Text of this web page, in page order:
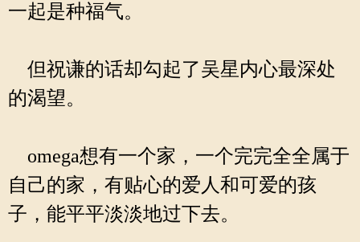
一起是种福气。
但祝谦的话却勾起了吴星内心最深处
的渴望。
omega想有一个家，一个完完全全属于
自己的家，有贴心的爱人和可爱的孩
子，能平平淡淡地过下去。